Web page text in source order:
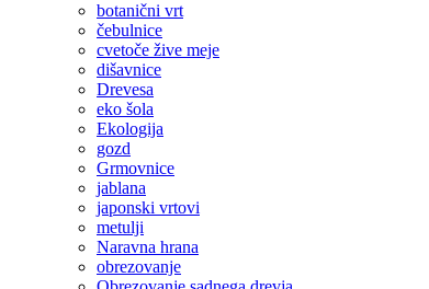
botanični vrt
čebulnice
cvetoče žive meje
dišavnice
Drevesa
eko šola
Ekologija
gozd
Grmovnice
jablana
japonski vrtovi
metulji
Naravna hrana
obrezovanje